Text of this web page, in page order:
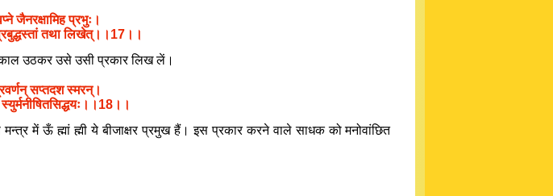
जैनरक्षामिह प्रभुः।
तथा लिखेत्।।17।।
उठकर उसे उसी प्रकार लिख लें।
सप्तदश स्मरन्।
में ऊँ ह्मां ह्मी ये बीजाक्षर प्रमुख हैं। इस प्रकार करने वाले साधक को मनोवांछित